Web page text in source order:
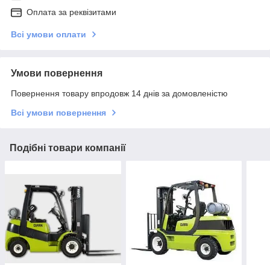
Оплата за реквізитами
Всі умови оплати
Умови повернення
Повернення товару впродовж 14 днів за домовленістю
Всі умови повернення
Подібні товари компанії